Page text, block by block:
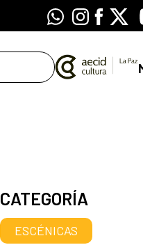
WhatsappInstagram
Facebook
X
CATEGORÍA
ESCÉNICAS